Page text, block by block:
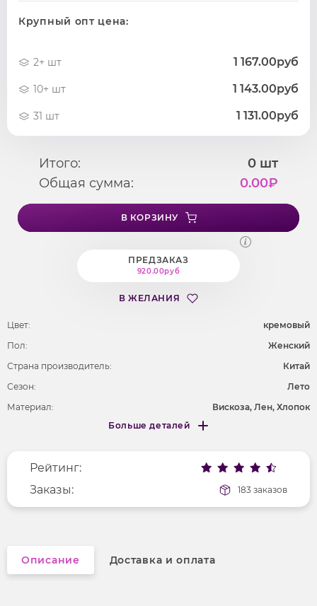
Крупный опт цена:
2+ шт 1 167.00руб
10+ шт 1 143.00руб
31 шт 1 131.00руб
Итого: 0 шт
Общая сумма:
0.00₽
В КОРЗИНУ
ПРЕДЗАКАЗ
920.00руб
В ЖЕЛАНИЯ
Цвет:
кремовый
Пол:
Женский
Страна производитель:
Китай
Сезон:
Лето
Материал:
Вискоза, Лен, Хлопок
Фактура материала
текстильный
Больше деталей
Меньше деталей
Рейтинг:
Заказы:
183 заказов
Описание Доставка и оплата